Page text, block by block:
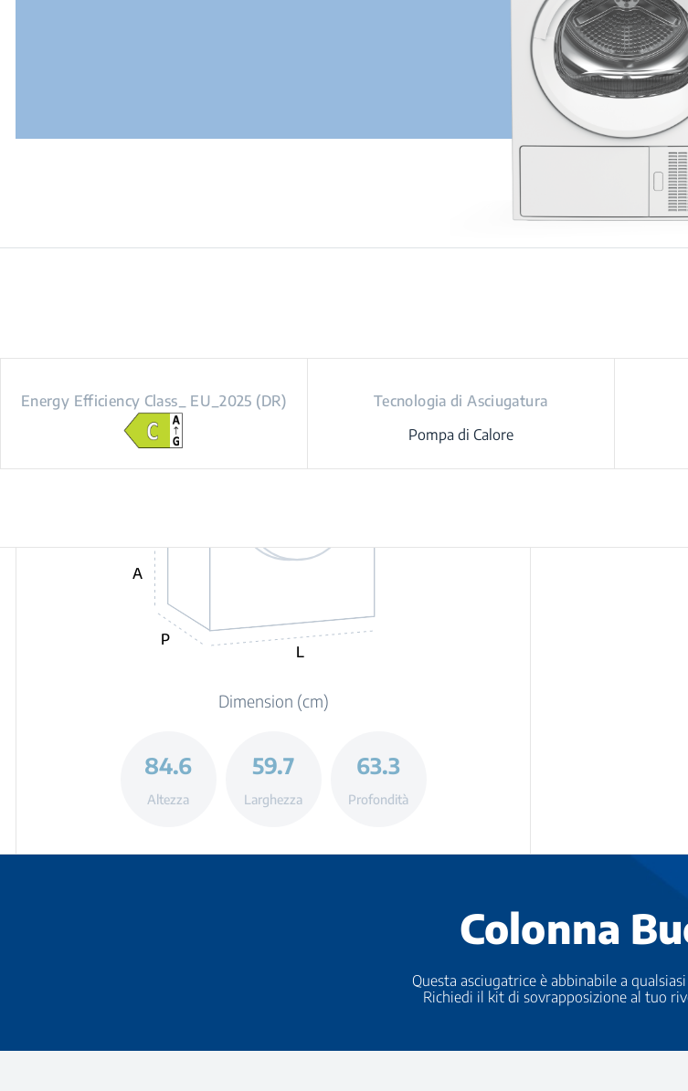
Energy Efficiency Class_ EU_2025 (DR)
Tecnologia di Asciugatura
Pompa di Calore
A
P
L
Dimension (cm)
84.6
Altezza
59.7
Larghezza
63.3
Profondità
Colonna
Questa asciugatrice è abbinabile a
Richiedi il kit di sovrapposizione al tuo